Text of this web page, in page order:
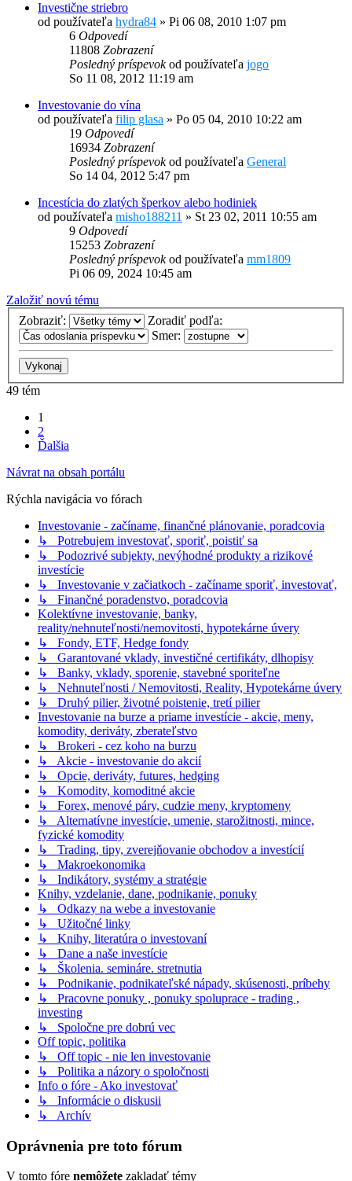
Investične striebro
od používateľa hydra84 » Pi 06 08, 2010 1:07 pm
6 Odpovedí
11808 Zobrazení
Posledný príspevokod používateľa jogo
So 11 08, 2012 11:19 am
Investovanie do vína
od používateľa filip glasa » Po 05 04, 2010 10:22 am
19 Odpovedí
16934 Zobrazení
Posledný príspevokod používateľa General
So 14 04, 2012 5:47 pm
Incestícia do zlatých šperkov alebo hodiniek
od používateľa misho188211 » St 23 02, 2011 10:55 am
9 Odpovedí
15253 Zobrazení
Posledný príspevokod používateľa mm1809
Pi 06 09, 2024 10:45 am
Založiť novú tému
Zobraziť:
Zoradiť podľa:
Smer:
49 tém
1
2
Ďalšia
Návrat na obsah portálu
Rýchla navigácia vo fórach
Investovanie - začíname, finančné plánovanie, poradcovia
↳ Potrebujem investovať, sporiť, poistiť sa
↳ Podozrivé subjekty, nevýhodné produkty a rizikové
investície
↳ Investovanie v začiatkoch - začíname sporiť, investovať,
↳ Finančné poradenstvo, poradcovia
Kolektívne investovanie, banky,
reality/nehnuteľnosti/nemovitosti, hypotekárne úvery
↳ Fondy, ETF, Hedge fondy
↳ Garantované vklady, investičné certifikáty, dlhopisy
↳ Banky, vklady, sporenie, stavebné sporiteľne
↳ Nehnuteľnosti / Nemovitosti, Reality, Hypotekárne úvery
↳ Druhý pilier, životné poistenie, tretí pilier
Investovanie na burze a priame investície - akcie, meny,
komodity, deriváty, zberateľstvo
↳ Brokeri - cez koho na burzu
↳ Akcie - investovanie do akcií
↳ Opcie, deriváty, futures, hedging
↳ Komodity, komoditné akcie
↳ Forex, menové páry, cudzie meny, kryptomeny
↳ Alternatívne investície, umenie, starožitnosti, mince,
fyzické komodity
↳ Trading, tipy, zverejňovanie obchodov a investícií
↳ Makroekonomika
↳ Indikátory, systémy a stratégie
Knihy, vzdelanie, dane, podnikanie, ponuky
↳ Odkazy na webe a investovanie
↳ Užitočné linky
↳ Knihy, literatúra o investovaní
↳ Dane a naše investície
↳ Školenia. semináre. stretnutia
↳ Podnikanie, podnikateľské nápady, skúsenosti, príbehy
↳ Pracovne ponuky , ponuky spoluprace - trading ,
investing
↳ Spoločne pre dobrú vec
Off topic, politika
↳ Off topic - nie len investovanie
↳ Politika a názory o spoločnosti
Info o fóre - Ako investovať
↳ Informácie o diskusii
↳ Archív
Oprávnenia pre toto fórum
V tomto fóre nemôžete zakladať témy